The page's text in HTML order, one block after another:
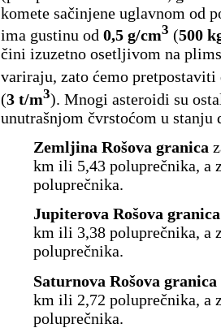
komete sačinjene uglavnom od
ima gustinu od 0,5 g/cm3 (500
čini izuzetno osetljivom na
variraju, zato ćemo
(3 t/m3). Mnogi asteroidi su
unutrašnjom čvrstoćom u
Zemljina Rošova granica
km ili 5,43 poluprečnika, a
poluprečnika.
Jupiterova Rošova granica
km ili 3,38 poluprečnika, a
poluprečnika.
Saturnova Rošova granica
km ili 2,72 poluprečnika, a
poluprečnika.